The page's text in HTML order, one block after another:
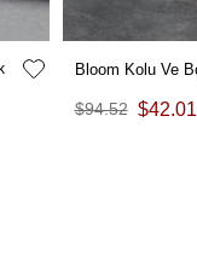
Bloom Kolu Ve
$42.01
$94.52